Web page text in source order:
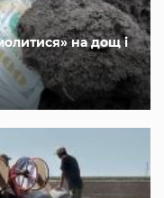
на дощ і